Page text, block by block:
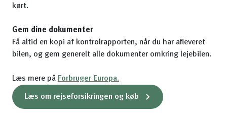
kørt.
Gem dine dokumenter
Få altid en kopi af kontrolrapporten, når du har afleveret
bilen, og gem generelt alle dokumenter omkring lejebilen.
Læs mere på Forbruger Europa.
Læs om rejseforsikringen og køb